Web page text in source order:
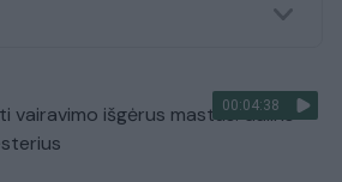
00:04:38
vairavimo išgėrus mastus: dalins